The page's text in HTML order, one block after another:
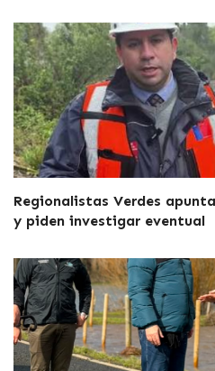
Regionalistas Verdes
y piden investigar eventual